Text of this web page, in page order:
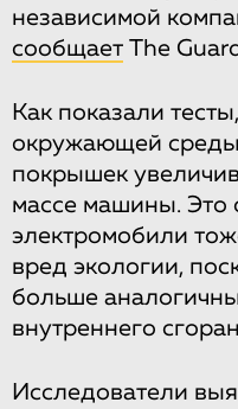
независимой
сообщает The
Как показали
окружающей
покрышек
массе машины. Это
электромобили
вред экологии,
больше
внутреннего
Исследователи